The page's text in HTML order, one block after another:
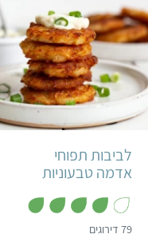
קל 35 דקות
14 לביבות יהודי
לביבות תפוחי
אדמה טבעוניות
79 דירוגים